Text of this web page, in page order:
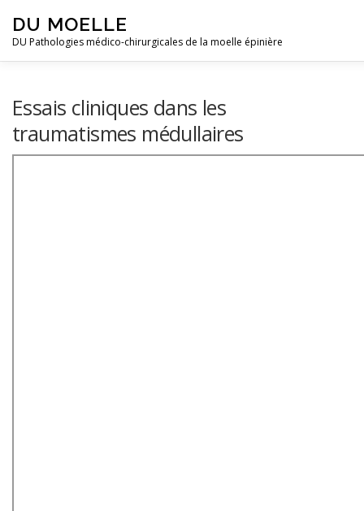
DU MOELLE
DU Pathologies médico-chirurgicales de la moelle épinière
Essais cliniques dans les
traumatismes médullaires